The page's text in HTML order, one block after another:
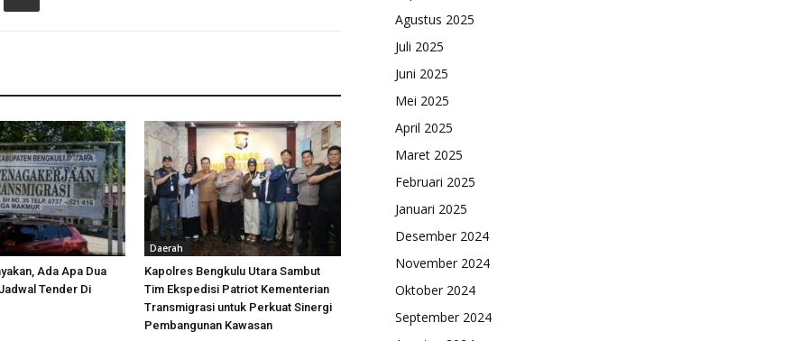
Ada Apa Dua
Tender Di
Daerah
Kapolres Bengkulu Utara Sambut
Tim Ekspedisi Patriot Kementerian
Transmigrasi untuk Perkuat Sinergi
Pembangunan Kawasan
Agustus 2025
Juli 2025
Juni 2025
Mei 2025
April 2025
Maret 2025
Februari 2025
Januari 2025
Desember 2024
November 2024
Oktober 2024
September 2024